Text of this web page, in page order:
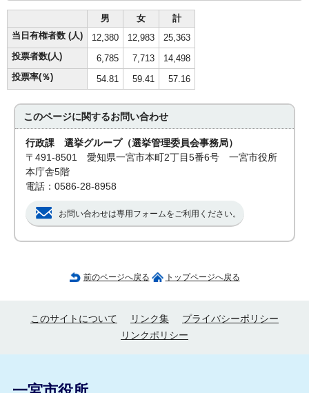
男 女
計
当日有権者数 (人)
12,380 12,983
25,363
投票者数(人)
6,785 7,713
14,498
投票率(％)
54.81 59.41 57.16
このページに関するお問い合わせ
行政課 選挙グループ（選挙管理委員会事務局）
〒491-8501 愛知県一宮市本町2丁目5番6号 一宮市役所
本庁舎5階
電話：0586-28-8958
お問い合わせは専用フォームをご利用ください。
前のページへ戻る トップページへ戻る
このサイトについて リンク集
プライバシーポリシー
リンクポリシー